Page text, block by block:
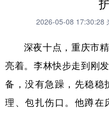
2026-05-08 17:30:28
深夜十点，重庆市精
亮着。李林快步走到刚
备，没有急躁，先稳稳
理、包扎伤口。他蹲在